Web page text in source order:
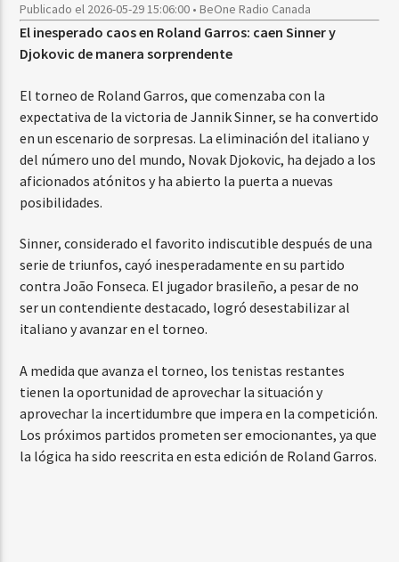
Publicado el 2026-05-29 15:06:00 • BeOne Radio Canada
El inesperado caos en Roland Garros: caen Sinner y
Djokovic de manera sorprendente
El torneo de Roland Garros, que comenzaba con la
expectativa de la victoria de Jannik Sinner, se ha convertido
en un escenario de sorpresas. La eliminación del italiano y
del número uno del mundo, Novak Djokovic, ha dejado a los
aficionados atónitos y ha abierto la puerta a nuevas
posibilidades.
Sinner, considerado el favorito indiscutible después de una
serie de triunfos, cayó inesperadamente en su partido
contra João Fonseca. El jugador brasileño, a pesar de no
ser un contendiente destacado, logró desestabilizar al
italiano y avanzar en el torneo.
A medida que avanza el torneo, los tenistas restantes
tienen la oportunidad de aprovechar la situación y
aprovechar la incertidumbre que impera en la competición.
Los próximos partidos prometen ser emocionantes, ya que
la lógica ha sido reescrita en esta edición de Roland Garros.